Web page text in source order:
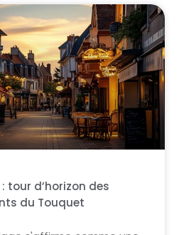
tour d’horizon des
du Touquet